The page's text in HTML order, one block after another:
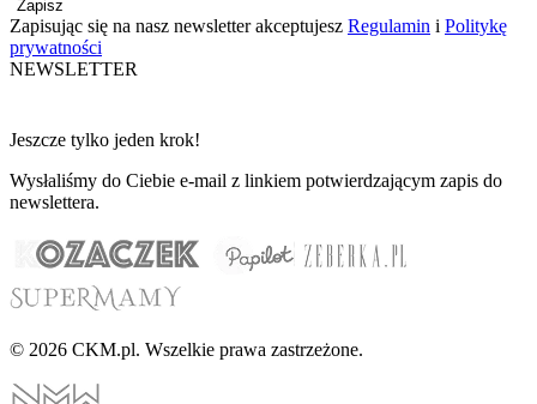
Zapisz
Zapisując się na nasz newsletter akceptujesz Regulamin i Politykę
prywatności
NEWSLETTER
Jeszcze tylko jeden krok!
Wysłaliśmy do Ciebie e-mail z linkiem potwierdzającym zapis do
newslettera.
© 2026 CKM.pl. Wszelkie prawa zastrzeżone.